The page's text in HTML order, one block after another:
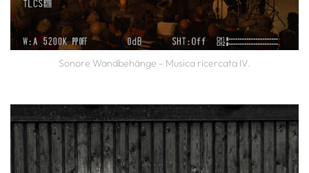
Sonore Wandbehänge - Musica ricercata IV.